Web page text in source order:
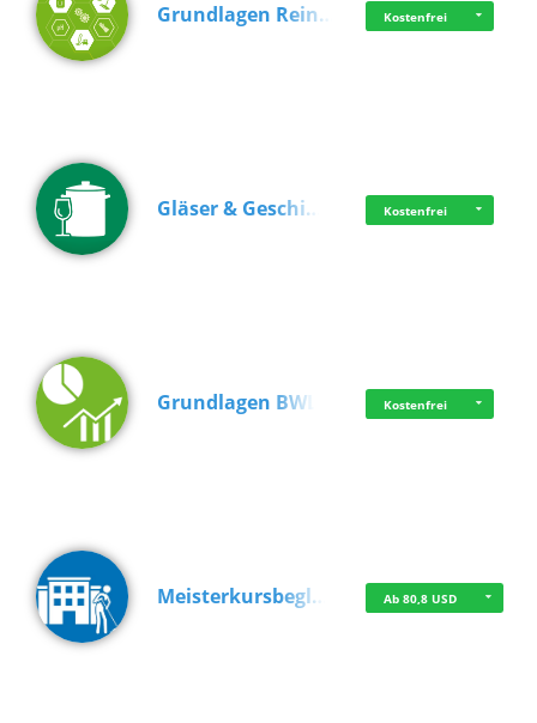
Grundlagen Rein… Kostenfrei
Gläser & Geschi… Kostenfrei
Grundlagen BWL Kostenfrei
Meisterkursbegl… Ab 80,8 USD